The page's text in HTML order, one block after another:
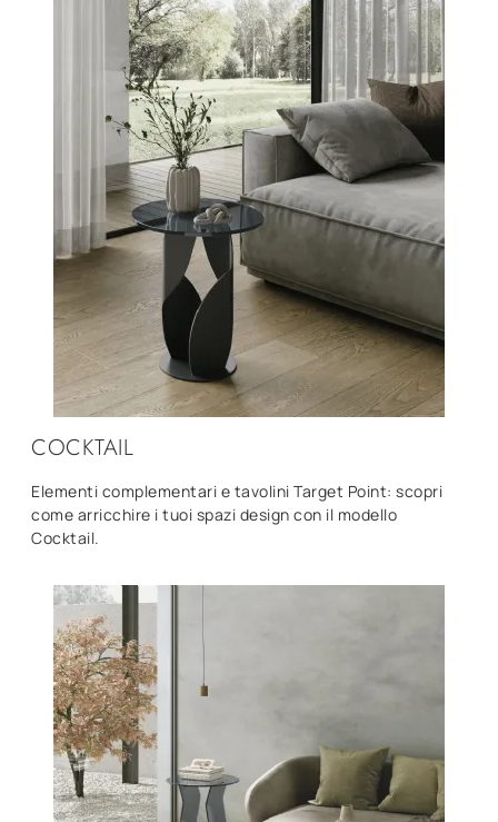
COCKTAIL
Elementi complementari e tavolini Target Point: scopri
come arricchire i tuoi spazi design con il modello
Cocktail.